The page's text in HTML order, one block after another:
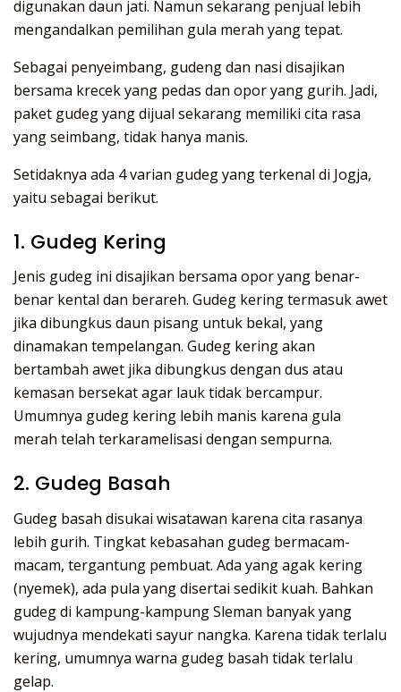
digunakan daun jati. Namun sekarang penjual lebih
mengandalkan pemilihan gula merah yang tepat.
Sebagai penyeimbang, gudeng dan nasi disajikan
bersama krecek yang pedas dan opor yang gurih. Jadi,
paket gudeg yang dijual sekarang memiliki cita rasa
yang seimbang, tidak hanya manis.
Setidaknya ada 4 varian gudeg yang terkenal di Jogja,
yaitu sebagai berikut.
1. Gudeg Kering
Jenis gudeg ini disajikan bersama opor yang benar-
benar kental dan berareh. Gudeg kering termasuk awet
jika dibungkus daun pisang untuk bekal, yang
dinamakan tempelangan. Gudeg kering akan
bertambah awet jika dibungkus dengan dus atau
kemasan bersekat agar lauk tidak bercampur.
Umumnya gudeg kering lebih manis karena gula
merah telah terkaramelisasi dengan sempurna.
2. Gudeg Basah
Gudeg basah disukai wisatawan karena cita rasanya
lebih gurih. Tingkat kebasahan gudeg bermacam-
macam, tergantung pembuat. Ada yang agak kering
(nyemek), ada pula yang disertai sedikit kuah. Bahkan
gudeg di kampung-kampung Sleman banyak yang
wujudnya mendekati sayur nangka. Karena tidak terlalu
kering, umumnya warna gudeg basah tidak terlalu
gelap.